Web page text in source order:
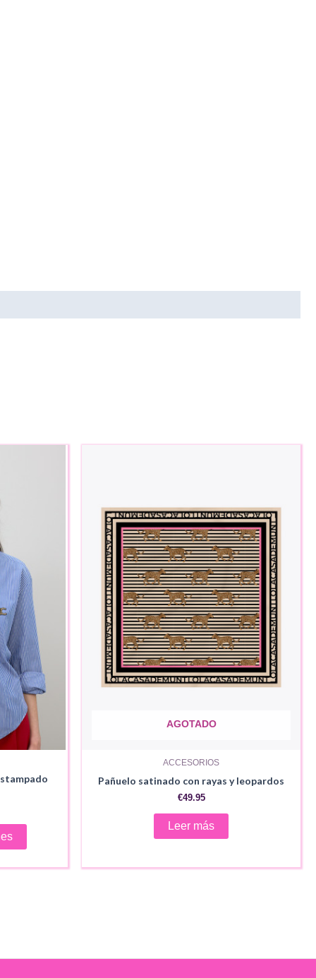
Este
AGOTADO
ACCESORIOS
Pañuelo satinado con rayas y leopardos
€49.95
Leer más